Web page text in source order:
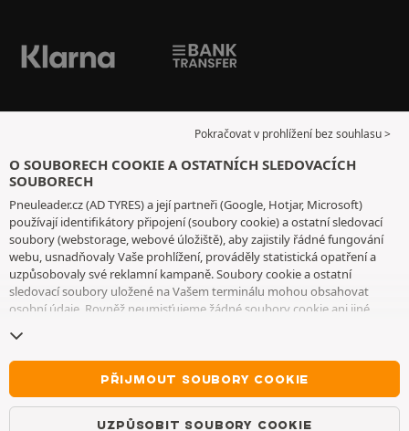
Pokračovat v prohlížení bez souhlasu >
O SOUBORECH COOKIE A OSTATNÍCH SLEDOVACÍCH
SOUBORECH
Pneuleader.cz (AD TYRES) a její partneři (Google, Hotjar, Microsoft)
používají identifikátory připojení (soubory cookie) a ostatní sledovací
soubory (webstorage, webové úložiště), aby zajistily řádné fungování
webu, usnadňovaly Vaše prohlížení, prováděly statistická opatření a
uzpůsobovaly své reklamní kampaně. Soubory cookie a ostatní
sledovací soubory uložené na Vašem terminálu mohou obsahovat
osobní údaje. Rovněž neumisťujeme žádné soubory cookie ani jiné
vyjma těch, které jsou nezbytné pro fungování webu. Vaši volbu
uchováváme po dobu 6 měsíců. Svůj souhlas můžete kdykoliv odvolat
stránce souborů cookie a ostatních sledovacích souborů
rozhodnout, že budete pokračovat v prohlížení, aniž byste přijali
ukládání souborů cookie nebo jiných sledovacích souborů. Toto
PŘIJMOUT SOUBORY COOKIE
UZPŮSOBIT SOUBORY COOKIE